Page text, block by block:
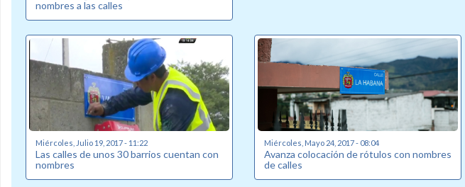
nombres a las calles
Miércoles, Julio 19, 2017 - 11:22
Las calles de unos 30 barrios cuentan con
nombres
Miércoles, Mayo 24, 2017 - 08:04
Avanza colocación de rótulos con nombres
de calles